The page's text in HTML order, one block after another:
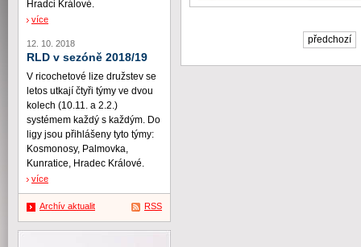
předchozí
Hradci Králové.
více
12. 10. 2018
RLD v sezóně 2018/19
V ricochetové lize družstev se
letos utkají čtyři týmy ve dvou
kolech (10.11. a 2.2.)
systémem každý s každým. Do
ligy jsou přihlášeny tyto týmy:
Kosmonosy, Palmovka,
Kunratice, Hradec Králové.
více
Archív aktualit RSS